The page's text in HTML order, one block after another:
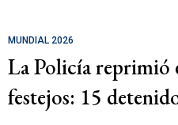
MUNDIAL 2026
La Policía reprimió
festejos: 15